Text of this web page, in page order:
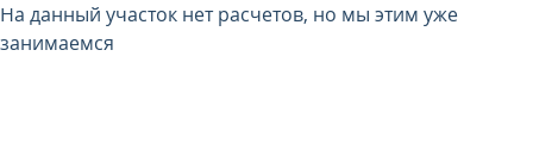
На данный участок нет расчетов, но мы этим уже
занимаемся